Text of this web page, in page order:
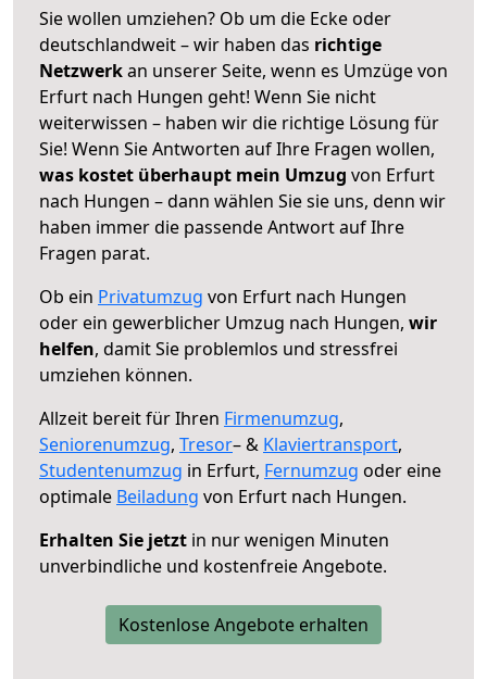
Sie wollen umziehen? Ob um die Ecke oder
deutschlandweit – wir haben das richtige
Netzwerkan unserer Seite, wenn es Umzüge von
Erfurt nach Hungen geht! Wenn Sie nicht
weiterwissen – haben wir die richtige Lösung für
Sie! Wenn Sie Antworten auf Ihre Fragen wollen,
was kostet überhaupt mein Umzug von Erfurt
nach Hungen – dann wählen Sie sie uns, denn wir
haben immer die passende Antwort auf Ihre
Fragen parat.
Ob ein Privatumzug von Erfurt nach Hungen
oder ein gewerblicher Umzug nach Hungen, wir
helfen, damit Sie problemlos und stressfrei
umziehen können.
Allzeit bereit für Ihren Firmenumzug,
Seniorenumzug, Tresor– & Klaviertransport,
Studentenumzug in Erfurt, Fernumzug oder eine
optimale Beiladung von Erfurt nach Hungen.
Erhalten Sie jetzt in nur wenigen Minuten
unverbindliche und kostenfreie Angebote.
Kostenlose Angebote erhalten